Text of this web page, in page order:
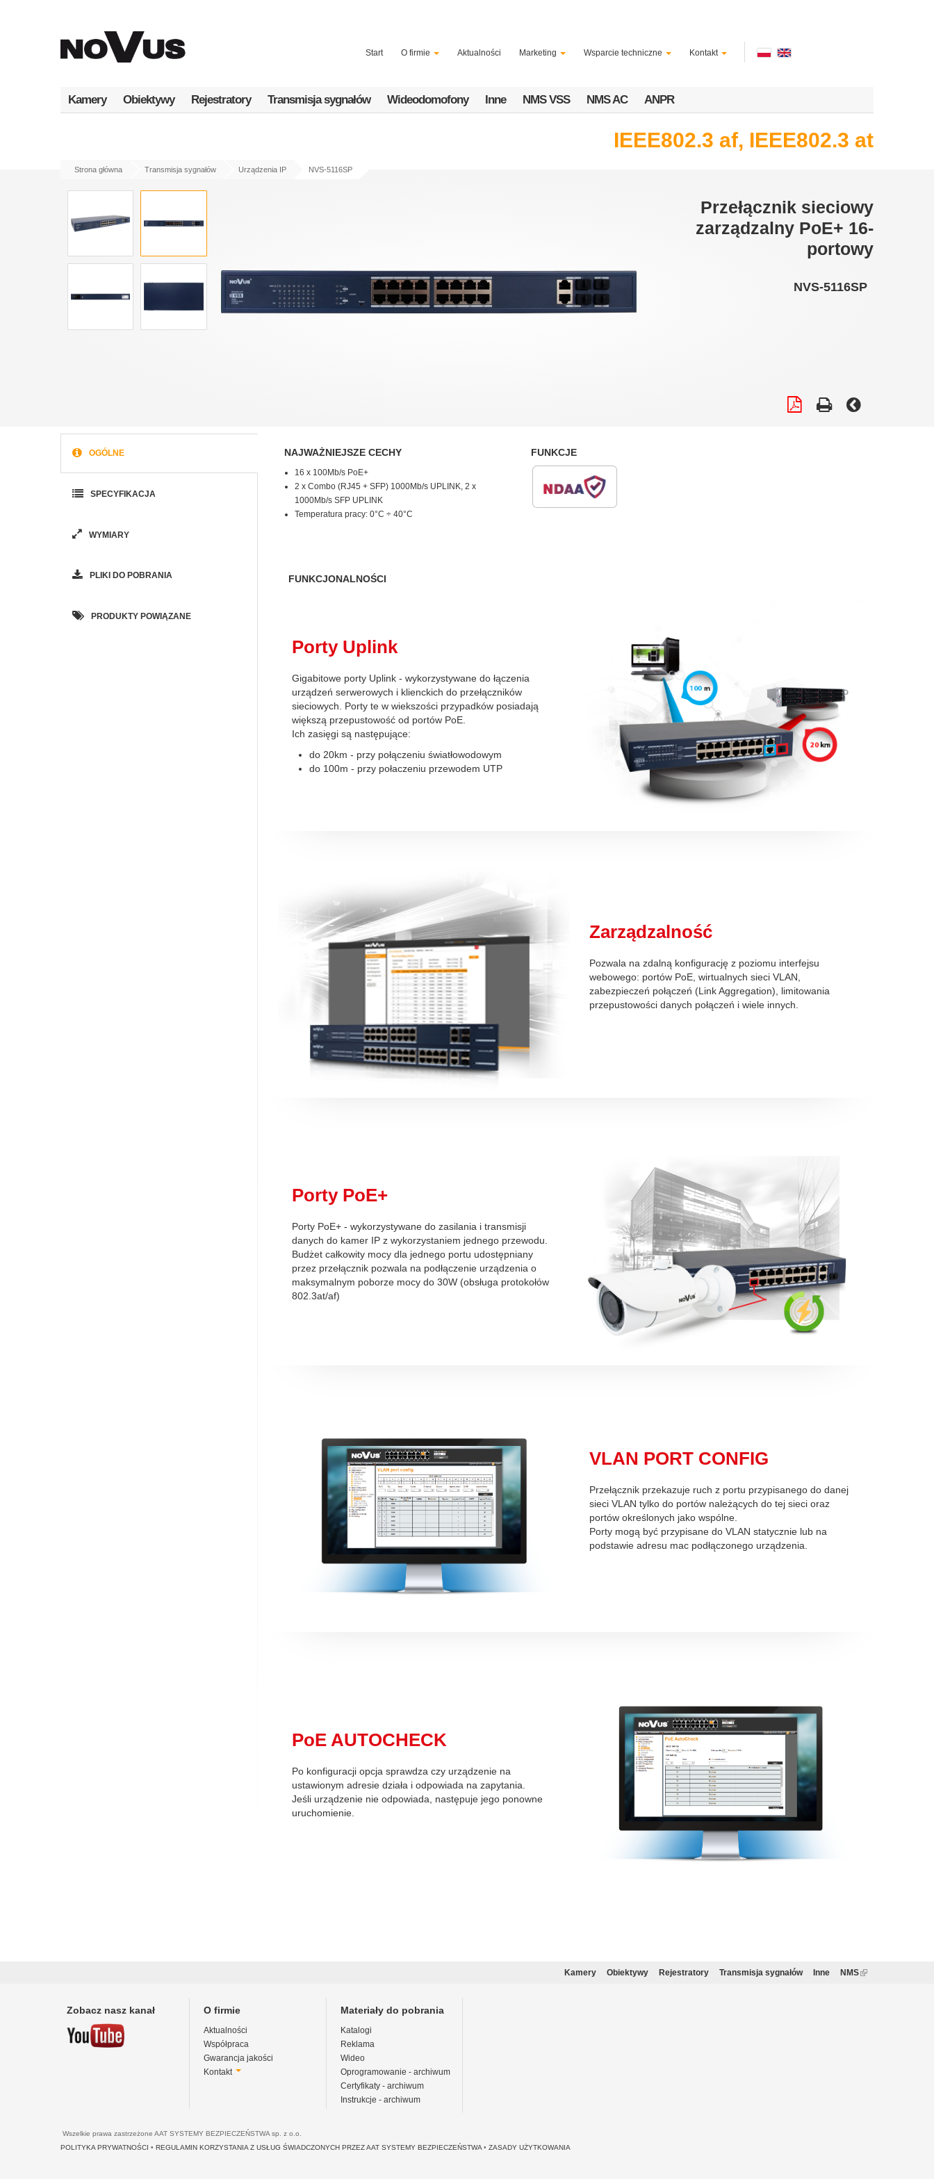
Start
O firmie Aktualności Marketing Wsparcie techniczne Kontakt
Kamery Obiektywy Rejestratory Transmisja sygnałów Wideodomofony Inne NMS VSS NMS AC ANPR
IEEE802.3 af, IEEE802.3 at
Strona główna Transmisja sygnałów Urządzenia IP NVS-5116SP
Przełącznik sieciowy
zarządzalny PoE+ 16-
portowy
NVS-5116SP
OGÓLNE
SPECYFIKACJA
WYMIARY
PLIKI DO POBRANIA
PRODUKTY POWIĄZANE
NAJWAŻNIEJSZE CECHY
16 x 100Mb/s PoE+
2 x Combo (RJ45 + SFP) 1000Mb/s UPLINK, 2 x
1000Mb/s SFP UPLINK
Temperatura pracy: 0°C ÷ 40°C
FUNKCJE
FUNKCJONALNOŚCI
Porty Uplink
Gigabitowe porty Uplink - wykorzystywane do łączenia
urządzeń serwerowych i klienckich do przełączników
sieciowych. Porty te w wiekszości przypadków posiadają
większą przepustowość od portów PoE.
Ich zasięgi są następujące:
do 20km - przy połączeniu światłowodowym
do 100m - przy połaczeniu przewodem UTP
Zarządzalność
Pozwala na zdalną konfigurację z poziomu interfejsu
webowego: portów PoE, wirtualnych sieci VLAN,
zabezpieczeń połączeń (Link Aggregation), limitowania
przepustowości danych połączeń i wiele innych.
Porty PoE+
Porty PoE+ - wykorzystywane do zasilania i transmisji
danych do kamer IP z wykorzystaniem jednego przewodu.
Budżet całkowity mocy dla jednego portu udostępniany
przez przełącznik pozwala na podłączenie urządzenia o
maksymalnym poborze mocy do 30W (obsługa protokołów
802.3at/af)
VLAN PORT CONFIG
Przełącznik przekazuje ruch z portu przypisanego do danej
sieci VLAN tylko do portów należących do tej sieci oraz
portów określonych jako wspólne.
Porty mogą być przypisane do VLAN statycznie lub na
podstawie adresu mac podłączonego urządzenia.
PoE AUTOCHECK
Po konfiguracji opcja sprawdza czy urządzenie na
ustawionym adresie działa i odpowiada na zapytania.
Jeśli urządzenie nie odpowiada, następuje jego ponowne
uruchomienie.
Kamery Obiektywy Rejestratory Transmisja sygnałów Inne NMS(link
Zobacz nasz kanał O firmie
Aktualności
Współpraca
Gwarancja jakości
Kontakt
Materiały do pobrania
Katalogi
Reklama
Wideo
Oprogramowanie - archiwum
Certyfikaty - archiwum
Instrukcje - archiwum
Wszelkie prawa zastrzeżone AAT SYSTEMY BEZPIECZEŃSTWA sp. z o.o.
POLITYKA PRYWATNOŚCI • REGULAMIN KORZYSTANIA Z USŁUG ŚWIADCZONYCH PRZEZ AAT SYSTEMY BEZPIECZEŃSTWA • ZASADY UŻYTKOWANIA